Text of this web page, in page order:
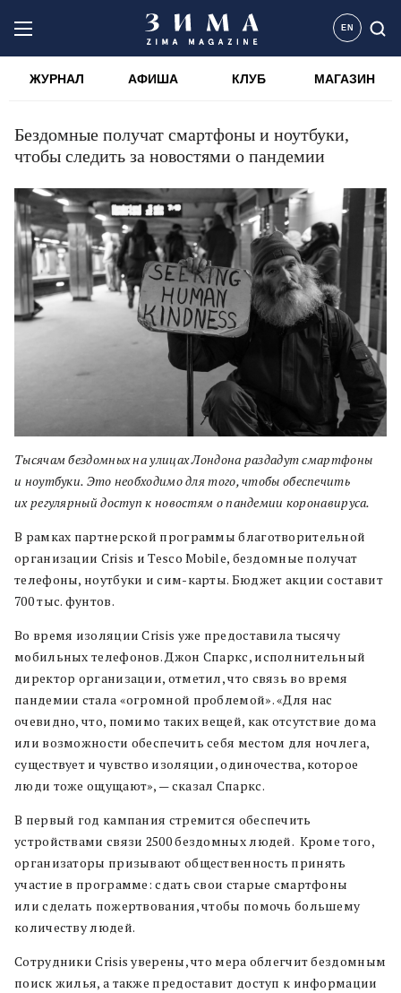
EN
ЖУРНАЛ АФИША КЛУБ МАГАЗИН
Бездомные получат смартфоны и ноутбуки,
чтобы следить за новостями о пандемии
Тысячам бездомных на улицах Лондона раздадут смартфоны
и ноутбуки. Это необходимо для того, чтобы обеспечить
их регулярный доступ к новостям о пандемии коронавируса.
В рамках партнерской программы благотворительной
организации Crisis и Tesco Mobile, бездомные получат
телефоны, ноутбуки и сим-карты. Бюджет акции составит
700 тыс. фунтов.
Во время изоляции Crisis уже предоставила тысячу
мобильных телефонов. Джон Спаркс, исполнительный
директор организации, отметил, что связь во время
пандемии стала «огромной проблемой». «Для нас
очевидно, что, помимо таких вещей, как отсутствие дома
или возможности обеспечить себя местом для ночлега,
существует и чувство изоляции, одиночества, которое
люди тоже ощущают», — сказал Спаркс.
В первый год кампания стремится обеспечить
устройствами связи 2500 бездомных людей. Кроме того,
организаторы призывают общественность принять
участие в программе: сдать свои старые смартфоны
или сделать пожертвования, чтобы помочь большему
количеству людей.
Сотрудники Crisis уверены, что мера облегчит бездомным
поиск жилья, а также предоставит доступ к информации